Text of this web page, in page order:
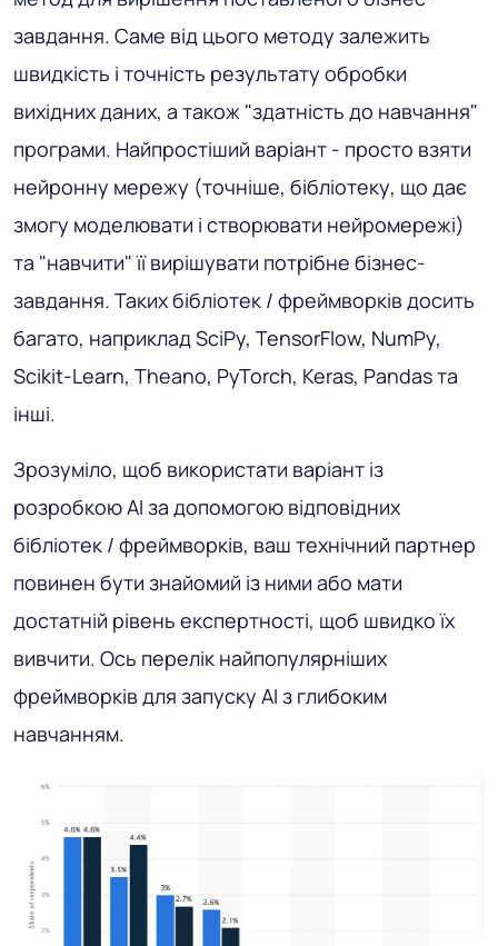
завдання. Саме від цього методу залежить
швидкість і точність результату обробки
вихідних даних, а також "здатність до навчання"
програми. Найпростіший варіант - просто взяти
нейронну мережу (точніше, бібліотеку, що дає
змогу моделювати і створювати нейромережі)
та "навчити" її вирішувати потрібне бізнес-
завдання. Таких бібліотек / фреймворків досить
багато, наприклад SciPy, TensorFlow, NumPy,
Scikit-Learn, Theano, PyTorch, Keras, Pandas та
інші.
Зрозуміло, щоб використати варіант із
розробкою AI за допомогою відповідних
бібліотек / фреймворків, ваш технічний партнер
повинен бути знайомий із ними або мати
достатній рівень експертності, щоб швидко їх
вивчити. Ось перелік найпопулярніших
фреймворків для запуску AI з глибоким
навчанням.